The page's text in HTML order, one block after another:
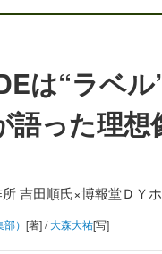
は“ラベ
語った理
所 吉田順氏×博報堂ＤＹ
） [著] /大森大祐[写]